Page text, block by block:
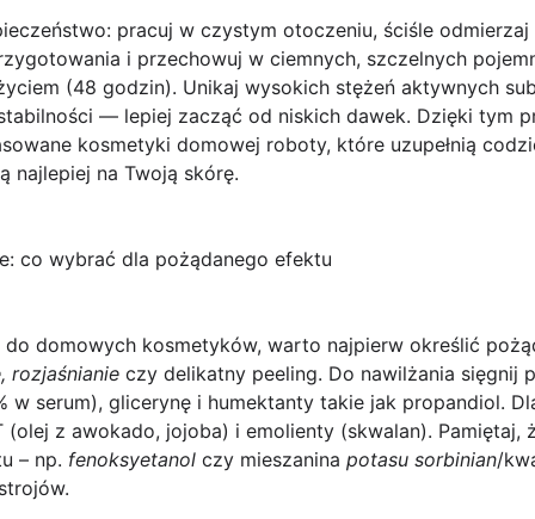
: pracuj w czystym otoczeniu, ściśle odmierzaj
i przechowuj w ciemnych, szczelnych
(48 godzin). Unikaj wysokich stężeń aktywnych
— lepiej zacząć od niskich dawek. Dzięki tym
kosmetyki domowej roboty, które uzupełnią
najlepiej na Twoją skórę.
co wybrać dla pożądanego efektu
do domowych kosmetyków, warto najpierw określić
rozjaśnianie czy delikatny peeling. Do nawilżania sięgnij
w serum), glicerynę i humektanty takie jak propandiol.
z awokado, jojoba) i emolienty (skwalan). Pamiętaj,
– np. fenoksyetanol czy mieszanina potasu sorbinian/